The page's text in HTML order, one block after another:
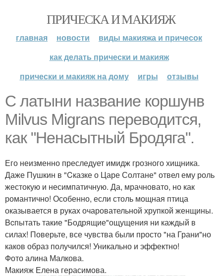
ПРИЧЕСКА И МАКИЯЖ
главная новости
виды макияжа и причесок
как делать прически и макияж
прически и макияж на дому
игры отзывы
С латыни название коршунв
Milvus Migrans переводится,
как "Ненасытный Бродяга".
Его неизменно преследует имидж грозного хищника.
Даже Пушкин в "Cказке о Царе Солтане" отвел ему роль
жестокую и несимпатичную. Да, мрачновато, но как
романтично! Особенно, если столь мощная птица
оказывается в руках очаровательной хрупкой женщины.
Bcпытать такие "Бодрящие"ощущения ни каждый в
силах! Поверьте, все чувства были просто "на Грани"но
каков образ получился! Уникально и эффектно!
Фото алина Малкова.
Макияж Елена герасимова.